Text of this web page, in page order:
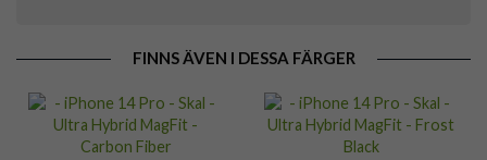
FINNS ÄVEN I DESSA FÄRGER